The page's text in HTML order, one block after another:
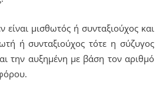
μισθωτός ή συνταξιούχος και
ή συνταξιούχος τότε η σύζυγος
την αυξημένη με βάση τον αριθμό